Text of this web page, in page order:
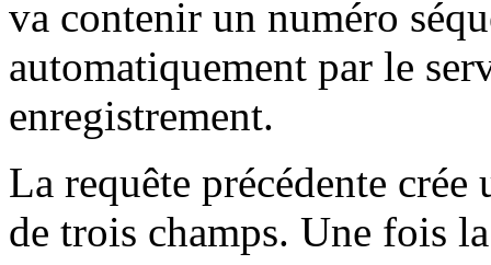
va contenir un numéro
automatiquement par le
enregistrement.
La requête précédente
de trois champs. Une fois